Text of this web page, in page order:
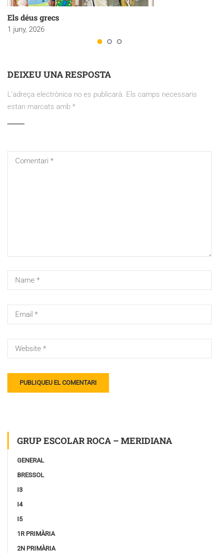
Els déus grecs
1 juny, 2026
DEIXEU UNA RESPOSTA
L'adreça electrònica no es publicarà. Els camps necessaris
estan marcats amb *
GRUP ESCOLAR ROCA – MERIDIANA
GENERAL
BRESSOL
I3
I4
I5
1R PRIMÀRIA
2N PRIMÀRIA